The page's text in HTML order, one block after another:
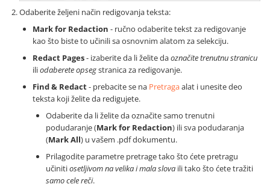
Odaberite željeni način redigovanja teksta:
Mark for Redaction - ručno odaberite tekst za redigovanje
kao što biste to učinili sa osnovnim alatom za selekciju.
Redact Pages- izaberite da li želite daoznačite trenutnu stranicu
iliodaberete opsegstranica za redigovanje.
Find & Redact- prebacite se na Pretragaalat i unesite deo
teksta koji želite da redigujete.
Odaberite da li želite da označite samo trenutni
podudaranje (Mark for Redaction) ili sva podudaranja
(Mark All) u vašem .pdf dokumentu.
Prilagodite parametre pretrage tako što ćete pretragu
učinitiosetljivom na velika i mala slova ili tako što ćete tražiti
samo cele reči.